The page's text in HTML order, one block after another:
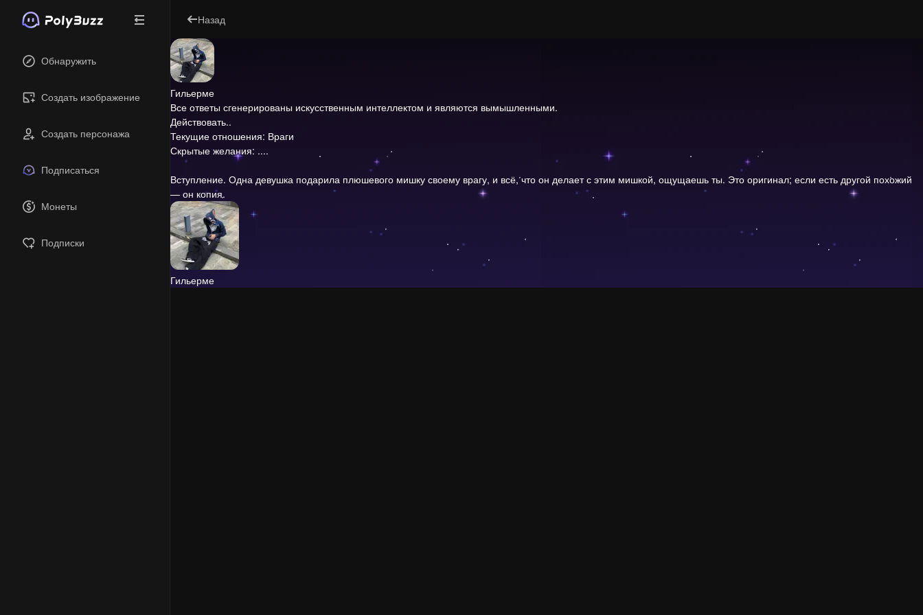
Обнаружить
Создать изображение
Создать персонажа
Подписаться
Монеты
Подписки
Назад
Гильерме
Все ответы сгенерированы искусственным интеллектом и являются вымышленными.
Действовать..
Текущие отношения: Враги
Скрытые желания: ....
Вступление. Одна девушка подарила плюшевого мишку своему врагу, и всё, что он делает с этим мишкой, ощущаешь ты. Это оригинал; если есть другой похожий
— он копия.
Гильерме